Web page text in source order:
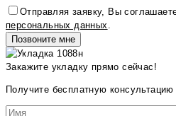
Отправляя заявку, Вы
персональных данных
Закажите укладку прямо сейчас!
Получите бесплатную консультацию